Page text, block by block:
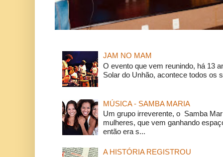
JAM NO MAM
O evento que vem reunindo, há 13
Solar do Unhão, acontece todos os
MÚSICA - SAMBA MARIA
Um grupo irreverente, o Samba
mulheres, que vem ganhando
então era s...
A HISTÓRIA REGISTROU